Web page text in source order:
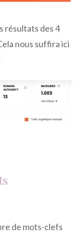
résultats des 4
nous suffira ici
de mots-clefs